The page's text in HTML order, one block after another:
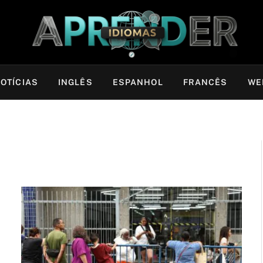
INGLÊS ESPANHOL FRANCÊS